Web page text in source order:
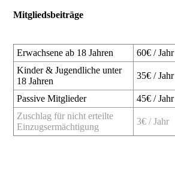
Mitgliedsbeiträge
Erwachsene ab 18 Jahren
60€ / Jahr
Kinder & Jugendliche unter
18 Jahren
35€ / Jahr
Passive Mitglieder
45€ / Jahr
Zuschlag für nicht erteilte
Einzugsermächtigung
3€ / Jahr